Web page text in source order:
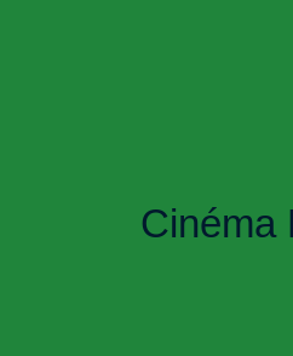
Cinéma